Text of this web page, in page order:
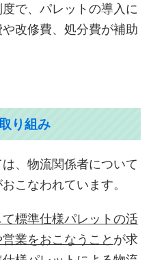
で、パレットの導入に
改修費、処分費が補助
り組み
、物流関係者について
こなわれています。
標準仕様パレットの活
業をおこなうこと が求